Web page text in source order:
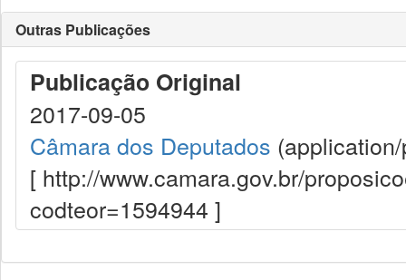
Outras Publicações
Publicação Original
2017-09-05
Câmara dos Deputados
[ http://www.camara.gov.br/
codteor=1594944 ]